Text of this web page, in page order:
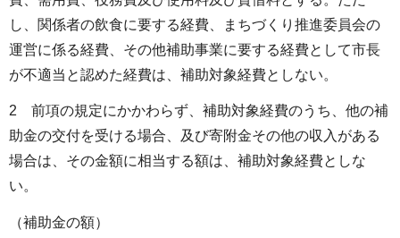
し、関係者の飲食に要する経費、まちづくり推進委員会の
運営に係る経費、その他補助事業に要する経費として市長
が不適当と認めた経費は、補助対象経費としない。
2 前項の規定にかかわらず、補助対象経費のうち、他の補
助金の交付を受ける場合、及び寄附金その他の収入がある
場合は、その金額に相当する額は、補助対象経費としな
い。
（補助金の額）